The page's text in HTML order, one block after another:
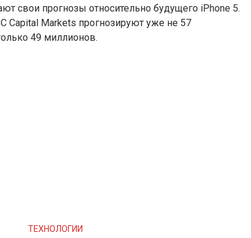
свои прогнозы относительно будущего iPhone 5.
Capital Markets прогнозируют уже не 57
49 миллионов.
ТЕХНОЛОГИИ